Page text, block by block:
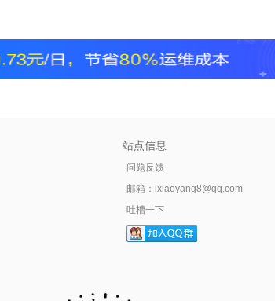
站点信息
问题反馈
邮箱： ixiaoyang8@qq.com
吐槽一下